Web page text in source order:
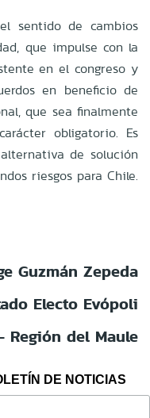
sentido de cambios
que impulse con la
en el congreso y
en beneficio de
que sea finalmente
obligatorio. Es
de solución
riesgos para Chile.
Guzmán Zepeda
Electo Evópoli
Región del Maule
DE NOTICIAS